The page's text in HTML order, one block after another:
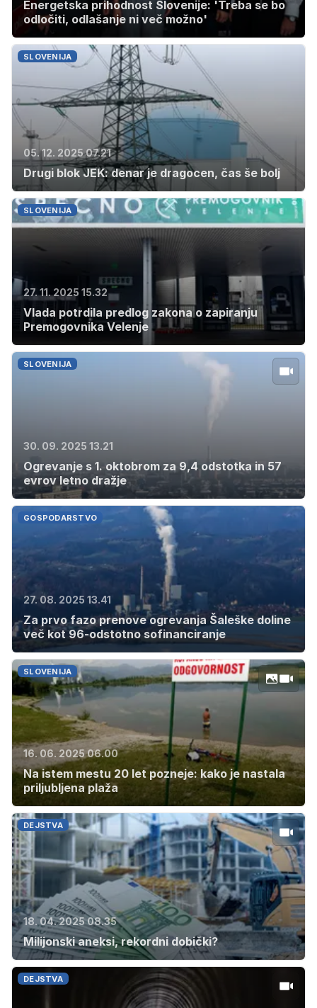
Energetska prihodnost Slovenije: 'Treba se bo
odločiti, odlašanje ni več možno'
SLOVENIJA
05. 12. 2025 07.21
Drugi blok JEK: denar je dragocen, čas še bolj
SLOVENIJA
27. 11. 2025 15.32
Vlada potrdila predlog zakona o zapiranju
Premogovnika Velenje
SLOVENIJA
30. 09. 2025 13.21
Ogrevanje s 1. oktobrom za 9,4 odstotka in 57
evrov letno dražje
GOSPODARSTVO
27. 08. 2025 13.41
Za prvo fazo prenove ogrevanja Šaleške doline
več kot 96-odstotno sofinanciranje
SLOVENIJA
16. 06. 2025 06.00
Na istem mestu 20 let pozneje: kako je nastala
priljubljena plaža
DEJSTVA
18. 04. 2025 08.35
Milijonski aneksi, rekordni dobički?
DEJSTVA